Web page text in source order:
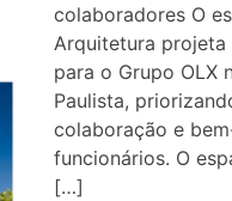
colaboradores O
Arquitetura projeta
para o Grupo OLX
Paulista,
colaboração e
funcionários. O
[…]